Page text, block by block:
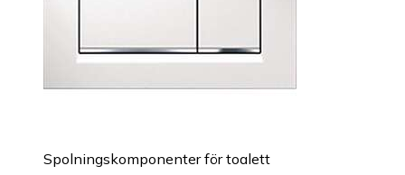
Spolningskomponenter för toalett